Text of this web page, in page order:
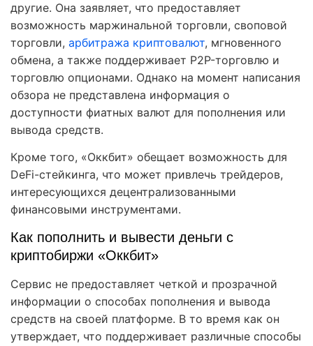
другие. Она заявляет, что предоставляет
возможность маржинальной торговли, своповой
торговли, арбитража криптовалют, мгновенного
обмена, а также поддерживает P2P-торговлю и
торговлю опционами. Однако на момент написания
обзора не представлена информация о
доступности фиатных валют для пополнения или
вывода средств.
Кроме того, «Оккбит» обещает возможность для
DeFi-стейкинга, что может привлечь трейдеров,
интересующихся децентрализованными
финансовыми инструментами.
Как пополнить и вывести деньги с
криптобиржи «Оккбит»
Сервис не предоставляет четкой и прозрачной
информации о способах пополнения и вывода
средств на своей платформе. В то время как он
утверждает, что поддерживает различные способы